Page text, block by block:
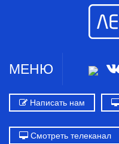
МЕНЮ
Написать нам
Смотреть телеканал